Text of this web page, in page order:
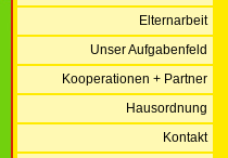
Elternarbeit
Unser Aufgabenfeld
Kooperationen + Partner
Hausordnung
Kontakt